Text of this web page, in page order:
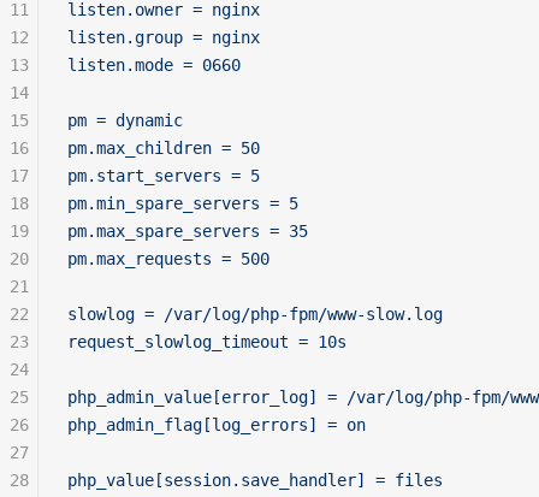
listen.owner = nginx
listen.group = nginx
listen.mode = 0660
pm = dynamic
pm.max_children = 50
pm.start_servers = 5
pm.min_spare_servers = 5
pm.max_spare_servers = 35
pm.max_requests = 500
slowlog = /var/log/php-fpm/www-slow.log
request_slowlog_timeout = 10s
php_admin_value[error_log] = /var/log/php-fpm/
php_admin_flag[log_errors] = on
php_value[session.save_handler] = files
11
12
13
14
15
16
17
18
19
20
21
22
23
24
25
26
27
28